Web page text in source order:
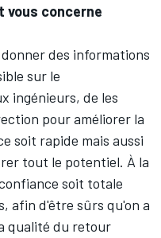
vous concerne
des informations
sur le
ingénieurs, de les
pour améliorer la
soit rapide mais aussi
tout le potentiel. À la
soit totale
afin d'être sûrs qu'on a
qualité du retour